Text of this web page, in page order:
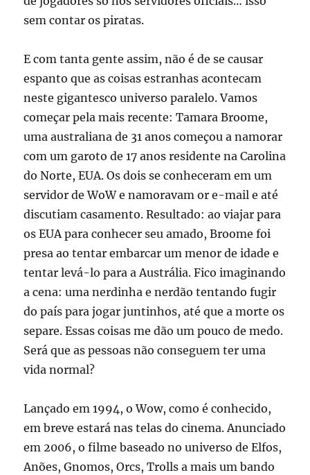
sem contar os piratas.
E com tanta gente assim, não é de se causar
espanto que as coisas estranhas acontecam
neste gigantesco universo paralelo. Vamos
começar pela mais recente: Tamara Broome,
uma australiana de 31 anos começou a namorar
com um garoto de 17 anos residente na Carolina
do Norte, EUA. Os dois se conheceram em um
servidor de WoW e namoravam or e-mail e até
discutiam casamento. Resultado: ao viajar para
os EUA para conhecer seu amado, Broome foi
presa ao tentar embarcar um menor de idade e
tentar levá-lo para a Austrália. Fico imaginando
a cena: uma nerdinha e nerdão tentando fugir
do país para jogar juntinhos, até que a morte os
separe. Essas coisas me dão um pouco de medo.
Será que as pessoas não conseguem ter uma
vida normal?
Lançado em 1994, o Wow, como é conhecido,
em breve estará nas telas do cinema. Anunciado
em 2006, o filme baseado no universo de Elfos,
Anões, Gnomos, Orcs, Trolls a mais um bando